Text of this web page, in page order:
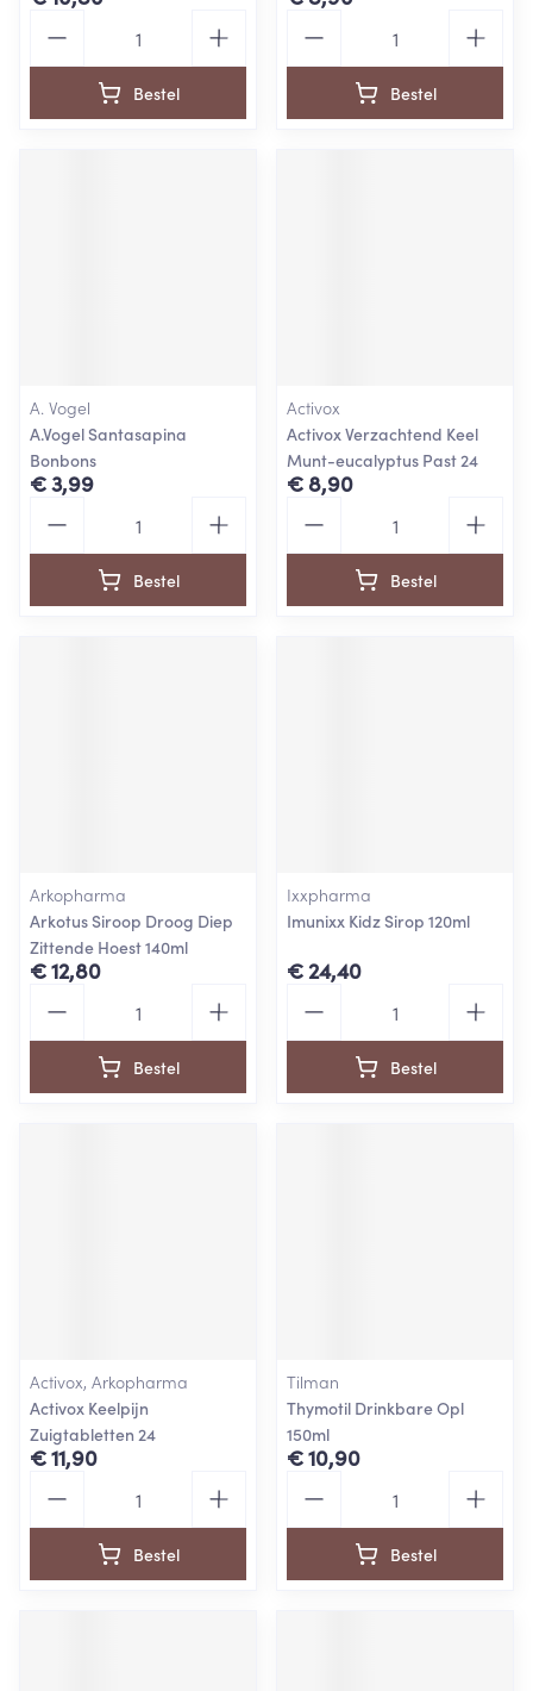
Bestel Bestel
A. Vogel
A.Vogel Santasapina
Bonbons
€ 3,99
Bestel
Activox
Activox Verzachtend Keel
Munt-eucalyptus Past 24
€ 8,90
Bestel
Arkopharma
Arkotus Siroop Droog Diep
Zittende Hoest 140ml
€ 12,80
Bestel
Ixxpharma
Imunixx Kidz Sirop 120ml
€ 24,40
Bestel
Activox, Arkopharma
Activox Keelpijn
Zuigtabletten 24
€ 11,90
Bestel
Tilman
Thymotil Drinkbare Opl
150ml
€ 10,90
Bestel